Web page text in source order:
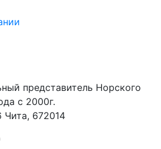
представитель Норского
с 2000г.
Чита, 672014